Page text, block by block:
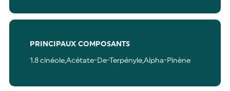
PRINCIPAUX COMPOSANTS
1.8 cinéole,Acétate-De-Terpényle,Alpha-Pinène